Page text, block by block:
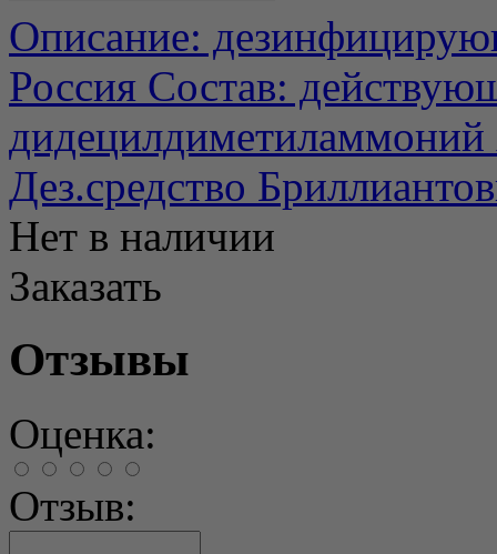
Описание:
Россия Состав:
Дез.средство
Нет в наличии
Заказать
Отзывы
Оценка:
Отзыв: